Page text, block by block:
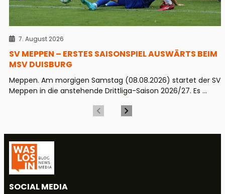
7. August 2026
SV MEPPEN – ERSTES SAISONSPIEL AUSWÄRTS BEIM
MSV DUISBURG
Meppen. Am morgigen Samstag (08.08.2026) startet der SV
Meppen in die anstehende Drittliga-Saison 2026/27. Es ...
SOCIAL MEDIA